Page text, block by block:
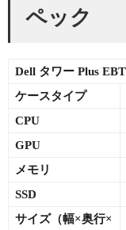
ペック
Dell タワー Plus
ケースタイプ
CPU
GPU
メモリ
SSD
サイズ（幅×奥行×